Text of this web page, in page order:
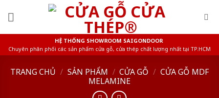
HỆ THỐNG SHOWROOM SAIGONDOOR
Chuyên phân phối các sản phẩm cửa gỗ, cửa thép chất lượng nhất tại TP.HCM
TRANG CHỦ / SẢN PHẨM / CỬA GỖ / CỬA GỖ MDF
MELAMINE